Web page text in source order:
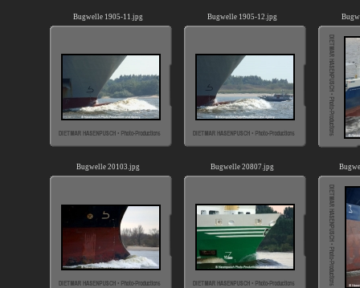
Bugwelle 1905-11.jpg Bugwelle 1905-12.jpg
Bugwelle 20103.jpg Bugwelle 20807.jpg